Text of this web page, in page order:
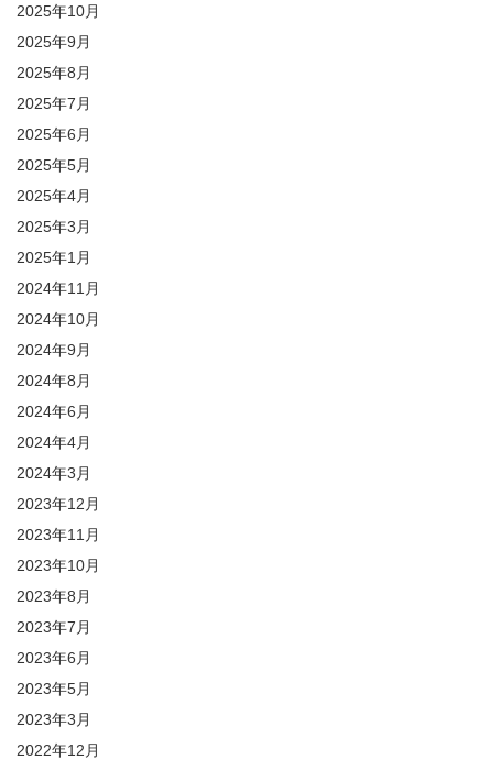
2025年10月
2025年9月
2025年8月
2025年7月
2025年6月
2025年5月
2025年4月
2025年3月
2025年1月
2024年11月
2024年10月
2024年9月
2024年8月
2024年6月
2024年4月
2024年3月
2023年12月
2023年11月
2023年10月
2023年8月
2023年7月
2023年6月
2023年5月
2023年3月
2022年12月